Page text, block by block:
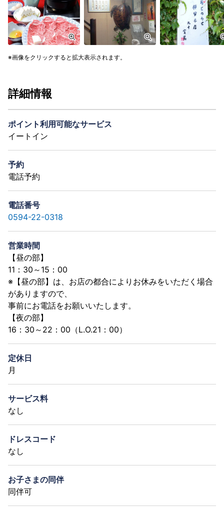
画像をクリックすると拡大表示されます。
詳細情報
ポイント利用可能なサービス
イートイン
予約
電話予約
電話番号
0594-22-0318
営業時間
【昼の部】
11：30～15：00
※【昼の部】は、お店の都合によりお休みをいただく場合
がありますので、
事前にお電話をお願いいたします。
【夜の部】
16：30～22：00（L.O.21：00）
定休日
月
サービス料
なし
ドレスコード
なし
お子さまの同伴
同伴可